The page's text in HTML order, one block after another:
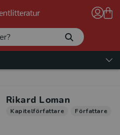
Rikard Loman
Kapitelförfattare Författare